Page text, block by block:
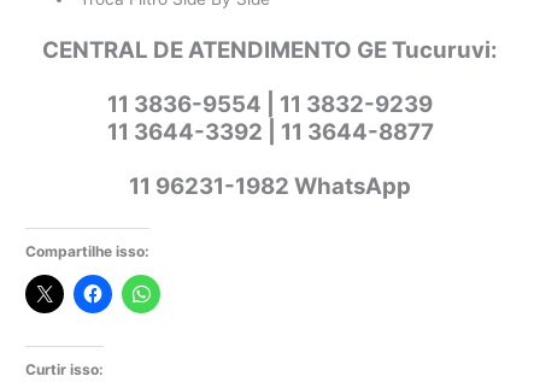
CENTRAL DE ATENDIMENTO GE Tucuruvi:
11 3836-9554 | 11 3832-9239
11 3644-3392 | 11 3644-8877
11 96231-1982 WhatsApp
Compartilhe isso:
Curtir isso: